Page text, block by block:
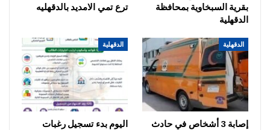
بقرية السبخاوية بمحافظة
الدقهلية
ترع تمي الامديد بالدقهليه
الدقهلية
إصابة 3 أشخاص في حادث
الدقهلية
اليوم بدء تسجيل رغبات